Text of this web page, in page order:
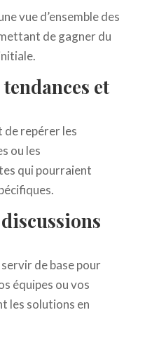
vue d’ensemble des
de gagner du
et
repérer les
ou les
qui pourraient
de base pour
équipes ou vos
les solutions en